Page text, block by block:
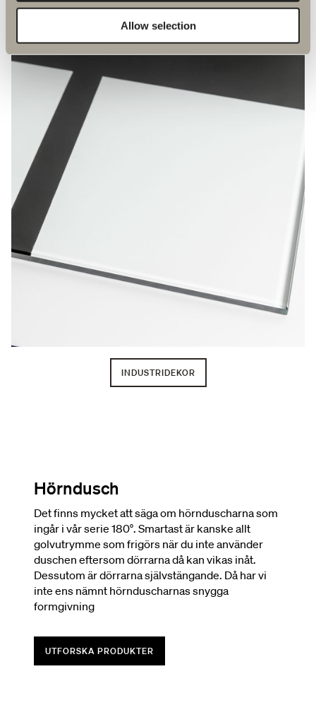
Allow selection
INDUSTRIDEKOR
Hörndusch
Det finns mycket att säga om hörnduscharna som
ingår i vår serie 180°. Smartast är kanske allt
golvutrymme som frigörs när du inte använder
duschen eftersom dörrarna då kan vikas inåt.
Dessutom är dörrarna självstängande. Då har vi
inte ens nämnt hörnduscharnas snygga
formgivning
UTFORSKA PRODUKTER